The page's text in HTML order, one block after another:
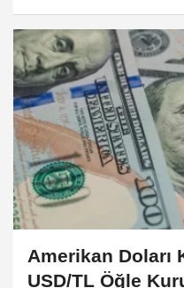
Amerikan Doları
USD/TL Öğle